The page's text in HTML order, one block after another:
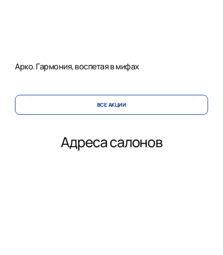
Арко. Гармония, воспетая в мифах
ВСЕ АКЦИИ
Адреса салонов